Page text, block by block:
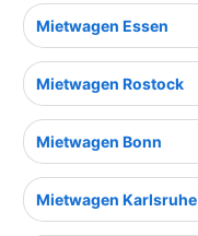
Mietwagen Essen
Mietwagen Rostock
Mietwagen Bonn
Mietwagen Karlsruhe